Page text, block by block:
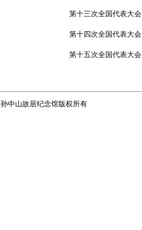
第十三次全国代表大会
第十四次全国代表大会
第十五次全国代表大会
孙中山故居纪念馆版权所有